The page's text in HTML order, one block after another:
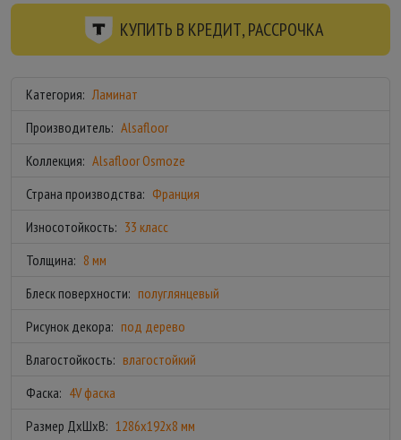
КУПИТЬ В КРЕДИТ, РАССРОЧКА
Категория: Ламинат
Производитель: Alsafloor
Коллекция: Alsafloor Osmoze
Страна производства: Франция
Износотойкость: 33 класс
Толщина: 8 мм
Блеск поверхности: полуглянцевый
Рисунок декора: под дерево
Влагостойкость: влагостойкий
Фаска: 4V фаска
Размер ДхШхВ: 1286x192x8 мм